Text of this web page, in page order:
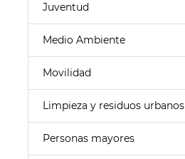
Juventud
Medio Ambiente
Movilidad
Limpieza y residuos urbanos
Personas mayores